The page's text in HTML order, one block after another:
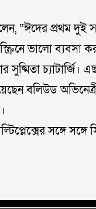
প্রথম দুই
ভালো ব্যবসা
সুষ্মিতা
বলিউড
সঙ্গে সঙ্গে